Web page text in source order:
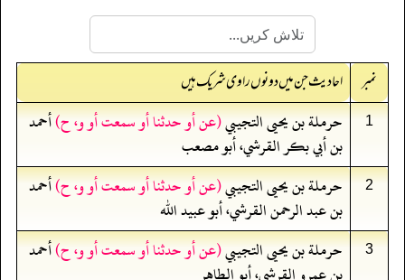
نمبر احادیث جن میں دونوں راوی شریک ہیں
1 حرملة بن يحيى التجيبي(عن أو حدثنا أو سمعت أو و، ح)أحمد
بن أبي بكر القرشي، أبو مصعب
2 حرملة بن يحيى التجيبي(عن أو حدثنا أو سمعت أو و، ح)أحمد
بن عبد الرحمن القرشي، أبو عبيد الله
3 حرملة بن يحيى التجيبي(عن أو حدثنا أو سمعت أو و، ح)أحمد